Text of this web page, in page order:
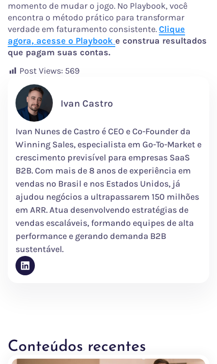
momento de mudar o jogo. No Playbook, você
encontra o método prático para transformar
verdade em faturamento consistente.Clique
agora, acesse o Playbook e construa resultados
que pagam suas contas.
Post Views: 569
Ivan Castro
Ivan Nunes de Castro é CEO e Co-Founder da
Winning Sales, especialista em Go-To-Market e
crescimento previsível para empresas SaaS
B2B. Com mais de 8 anos de experiência em
vendas no Brasil e nos Estados Unidos, já
ajudou negócios a ultrapassarem 150 milhões
em ARR. Atua desenvolvendo estratégias de
vendas escaláveis, formando equipes de alta
performance e gerando demanda B2B
sustentável.
Conteúdos recentes